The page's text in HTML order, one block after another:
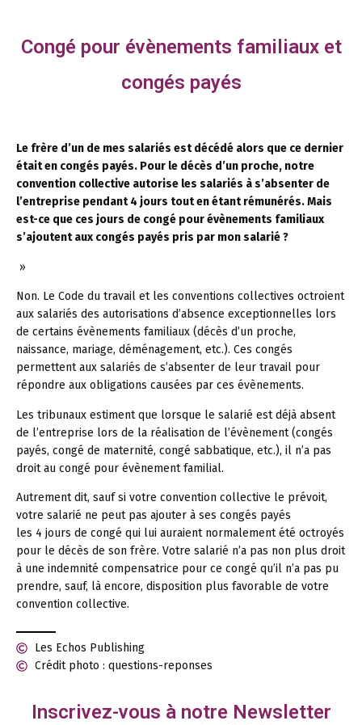
Congé pour évènements familiaux et
congés payés
Le frère d’un de mes salariés est décédé alors que ce dernier
était en congés payés. Pour le décès d’un proche, notre
convention collective autorise les salariés à s’absenter de
l’entreprise pendant 4 jours tout en étant rémunérés. Mais
est-ce que ces jours de congé pour évènements familiaux
s’ajoutent aux congés payés pris par mon salarié ?
»
Non. Le Code du travail et les conventions collectives octroient
aux salariés des autorisations d’absence exceptionnelles lors
de certains évènements familiaux (décès d’un proche,
naissance, mariage, déménagement, etc.). Ces congés
permettent aux salariés de s’absenter de leur travail pour
répondre aux obligations causées par ces évènements.
Les tribunaux estiment que lorsque le salarié est déjà absent
de l’entreprise lors de la réalisation de l’évènement (congés
payés, congé de maternité, congé sabbatique, etc.), il n’a pas
droit au congé pour évènement familial.
Autrement dit, sauf si votre convention collective le prévoit,
votre salarié ne peut pas ajouter à ses congés payés
les 4 jours de congé qui lui auraient normalement été octroyés
pour le décès de son frère. Votre salarié n’a pas non plus droit
à une indemnité compensatrice pour ce congé qu’il n’a pas pu
prendre, sauf, là encore, disposition plus favorable de votre
convention collective.
Les Echos Publishing
Crédit photo : questions-reponses
Inscrivez-vous à notre Newsletter